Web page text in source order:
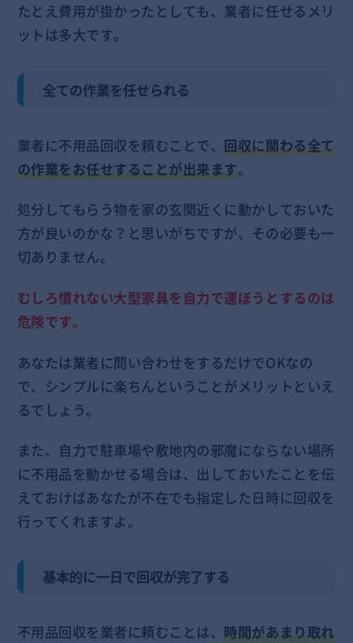
たとえ費用が掛かったとしても、業者に任せるメリ
ットは多大です。
全ての作業を任せられる
業者に不用品回収を頼むことで、回収に関わる全て
の作業をお任せすることが出来ます。
処分してもらう物を家の玄関近くに動かしておいた
方が良いのかな？と思いがちですが、その必要も一
切ありません。
むしろ慣れない大型家具を自力で運ぼうとするのは
危険です。
あなたは業者に問い合わせをするだけでOKなの
で、シンプルに楽ちんということがメリットといえ
るでしょう。
また、自力で駐車場や敷地内の邪魔にならない場所
に不用品を動かせる場合は、出しておいたことを伝
えておけばあなたが不在でも指定した日時に回収を
行ってくれますよ。
基本的に一日で回収が完了する
不用品回収を業者に頼むことは、時間があまり取れ